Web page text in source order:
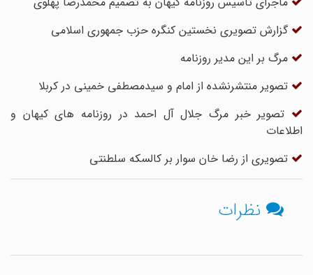
گزارش تصویری نخستین کنگره حزب جمهوری اسلامی
مرگ بر این مدیر روزنامه
تصویر منتشرنشده از امام و سیدمصطفی خمینی در کربلا
تصویر خبر مرگ جلال آل احمد در روزنامه های کیهان و
اطلاعات
تصویری از رضا خان سوار بر کالسکه سلطنتی
نظرات